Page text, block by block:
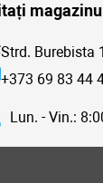
Strd. Burebista
+373 69 83 44
Lun. - Vin.: